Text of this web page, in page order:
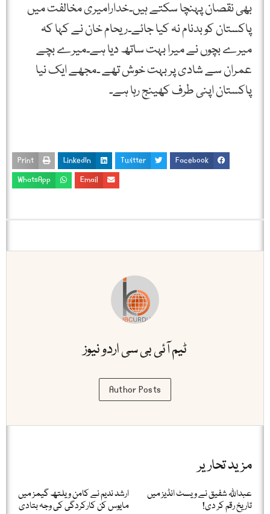
بھی نقصان پہنچا سکتے ہیں۔خدارامیری مخالفت میں
پاکستان کو بدنام نہ کیا جائے۔ریحام خان نے کہا کہ
میرے بچوں نے میرا بہت ساتھ دیا ہے۔میرے بچے
عمران سے شادی پر بہت خوش تھے ۔مجھے ایک نیا
پاکستان اپنی طرف کھینج رہا ہے۔
Facebook
Twitter
LinkedIn
Print
Email
WhatsApp
ٹیم آئی بی سی اردو نیوز
Author Posts
مزید تحاریر
عبداللّٰہ شفیق نے ویسٹ انڈیز میں
تاریخ رقم کر دی!
ارشد ندیم نے کامن ویلتھ گیمز میں
مایوس کن کارکردگی کی وجہ بتادی